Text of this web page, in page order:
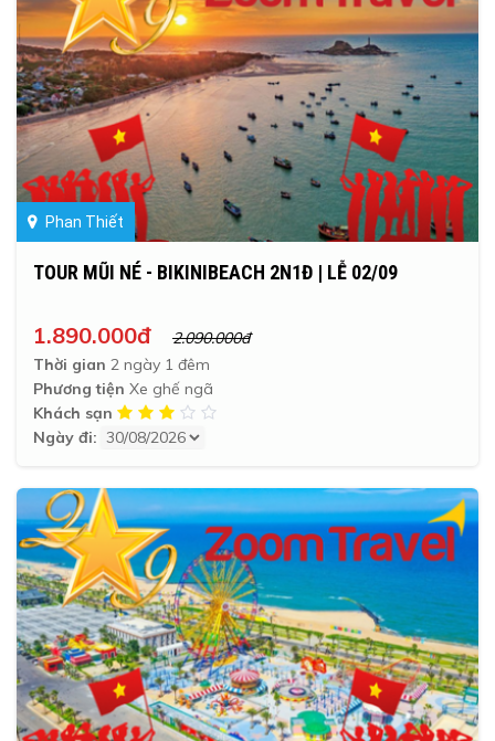
Phan Thiết
TOUR MŨI NÉ - BIKINIBEACH 2N1Đ | LỄ 02/09
1.890.000đ
2.090.000đ
Thời gian 2 ngày 1 đêm
Phương tiện Xe ghế ngã
Khách sạn
Ngày đi: